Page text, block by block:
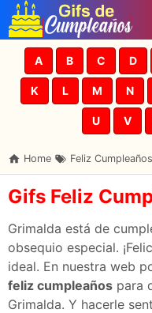
Skip
A B C D
K L M N
U V
Home Feliz
Gifs Feliz
Grimalda está de
obsequio especial.
ideal. En nuestra web
feliz cumpleaños para
Grimalda. Y hacerle